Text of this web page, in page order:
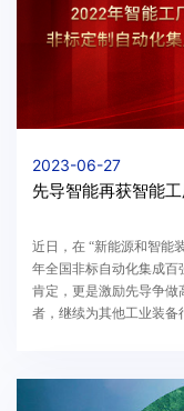
2023-06-27
先导智能再获智能
近日，在 “新能源和智能
年全国非标自动化集成百
肯定，更是激励先导争
者，继续为其他工业装备